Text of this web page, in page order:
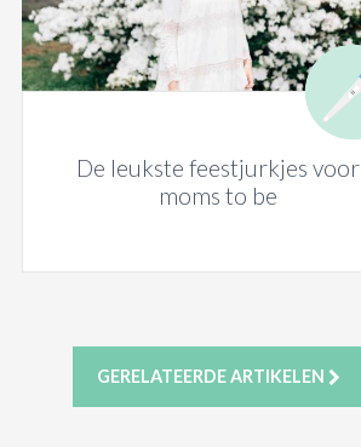
De leukste feestjurkjes voor
moms to be
GERELATEERDE ARTIKELEN